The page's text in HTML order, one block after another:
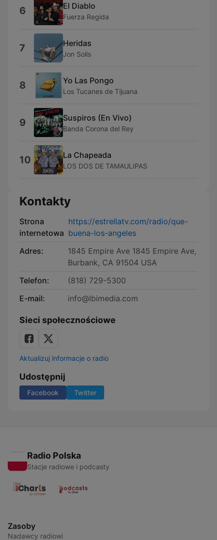
6 El Diablo
Fuerza Regida
7 Heridas
Jon Solis
8 Yo Las Pongo
Los Tucanes de Tijuana
9 Suspiros (En Vivo)
Banda Corona del Rey
10 La Chapeada
LOS DOS DE TAMAULIPAS
Kontakty
Strona
internetowa
https://estrellatv.com/radio/que-
buena-los-angeles
Adres:
1845 Empire Ave 1845 Empire Ave,
Burbank, CA 91504 USA
Telefon:
(818) 729-5300
E-mail:
info@lbimedia.com
Sieci społecznościowe
Aktualizuj informacje o radio
Udostępnij
Facebook Twitter
Radio Polska
Stacje radiowe i podcasty
Zasoby
Nadawcy radiowi